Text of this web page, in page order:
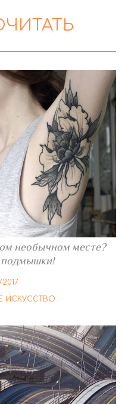
необычном месте?
подмышки!
ИСКУССТВО